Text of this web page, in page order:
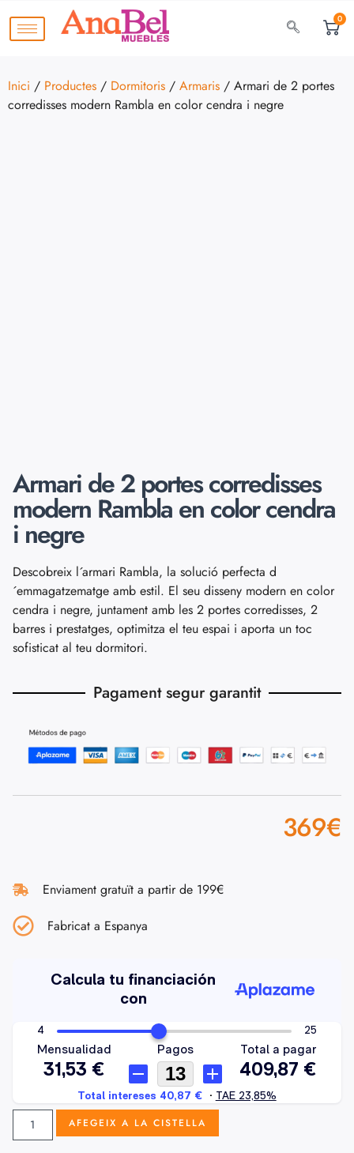
0
Inici / Productes / Dormitoris / Armaris / Armari de 2 portes
corredisses modern Rambla en color cendra i negre
Armari de 2 portes corredisses
modern Rambla en color cendra
i negre
Descobreix l´armari Rambla, la solució perfecta d
´emmagatzematge amb estil. El seu disseny modern en color
cendra i negre, juntament amb les 2 portes corredisses, 2
barres i prestatges, optimitza el teu espai i aporta un toc
sofisticat al teu dormitori.
Pagament segur garantit
369€
Enviament gratuït a partir de 199€
Fabricat a Espanya
AFEGEIX A LA CISTELLA